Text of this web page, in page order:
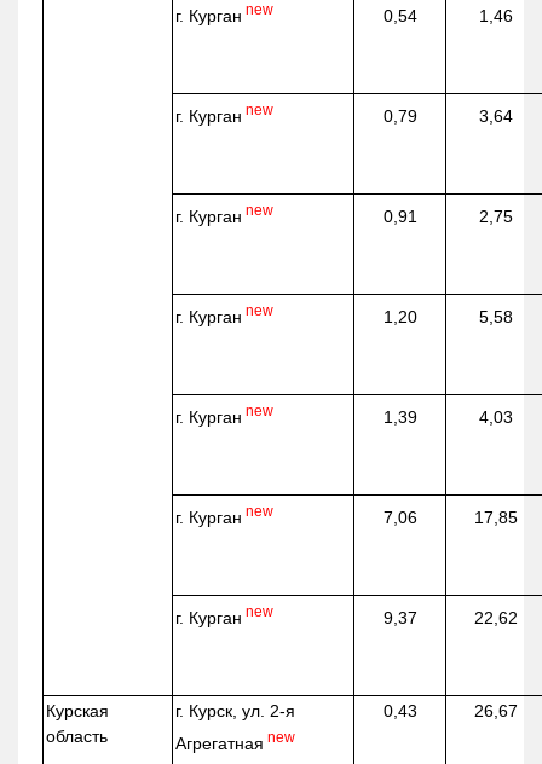
г. Курган new 0,54 1,46
г. Курган new 0,79 3,64
г. Курган new 0,91 2,75
г. Курган new 1,20 5,58
г. Курган new 1,39 4,03
г. Курган new 7,06 17,85
г. Курган new 9,37 22,62
Курская
область
г. Курск, ул. 2-я
Агрегатная new
0,43 26,67